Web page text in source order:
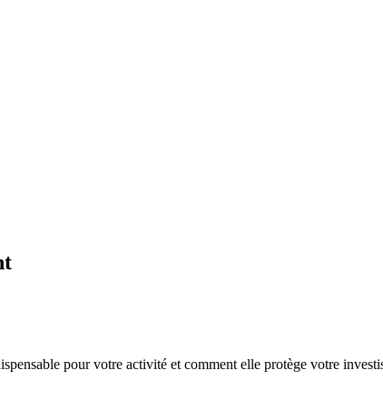
pour votre activité et comment elle protège votre